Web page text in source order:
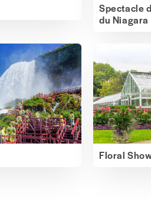
Spectacle
du Niagara
Floral